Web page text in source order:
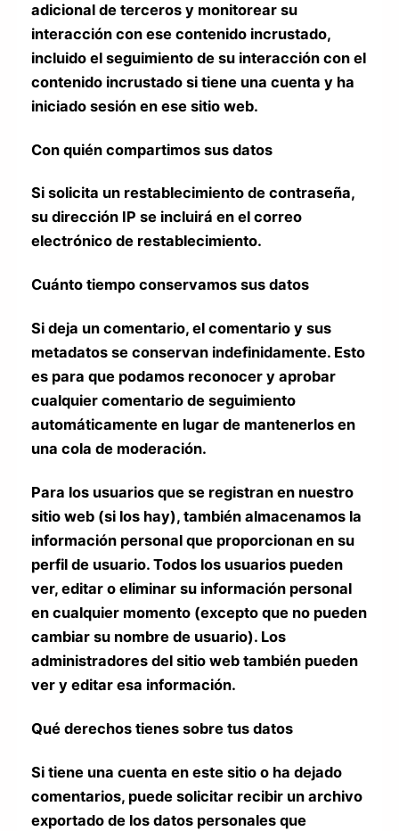
adicional de terceros y monitorear su
interacción con ese contenido incrustado,
incluido el seguimiento de su interacción con el
contenido incrustado si tiene una cuenta y ha
iniciado sesión en ese sitio web.
Con quién compartimos sus datos
Si solicita un restablecimiento de contraseña,
su dirección IP se incluirá en el correo
electrónico de restablecimiento.
Cuánto tiempo conservamos sus datos
Si deja un comentario, el comentario y sus
metadatos se conservan indefinidamente. Esto
es para que podamos reconocer y aprobar
cualquier comentario de seguimiento
automáticamente en lugar de mantenerlos en
una cola de moderación.
Para los usuarios que se registran en nuestro
sitio web (si los hay), también almacenamos la
información personal que proporcionan en su
perfil de usuario. Todos los usuarios pueden
ver, editar o eliminar su información personal
en cualquier momento (excepto que no pueden
cambiar su nombre de usuario). Los
administradores del sitio web también pueden
ver y editar esa información.
Qué derechos tienes sobre tus datos
Si tiene una cuenta en este sitio o ha dejado
comentarios, puede solicitar recibir un archivo
exportado de los datos personales que